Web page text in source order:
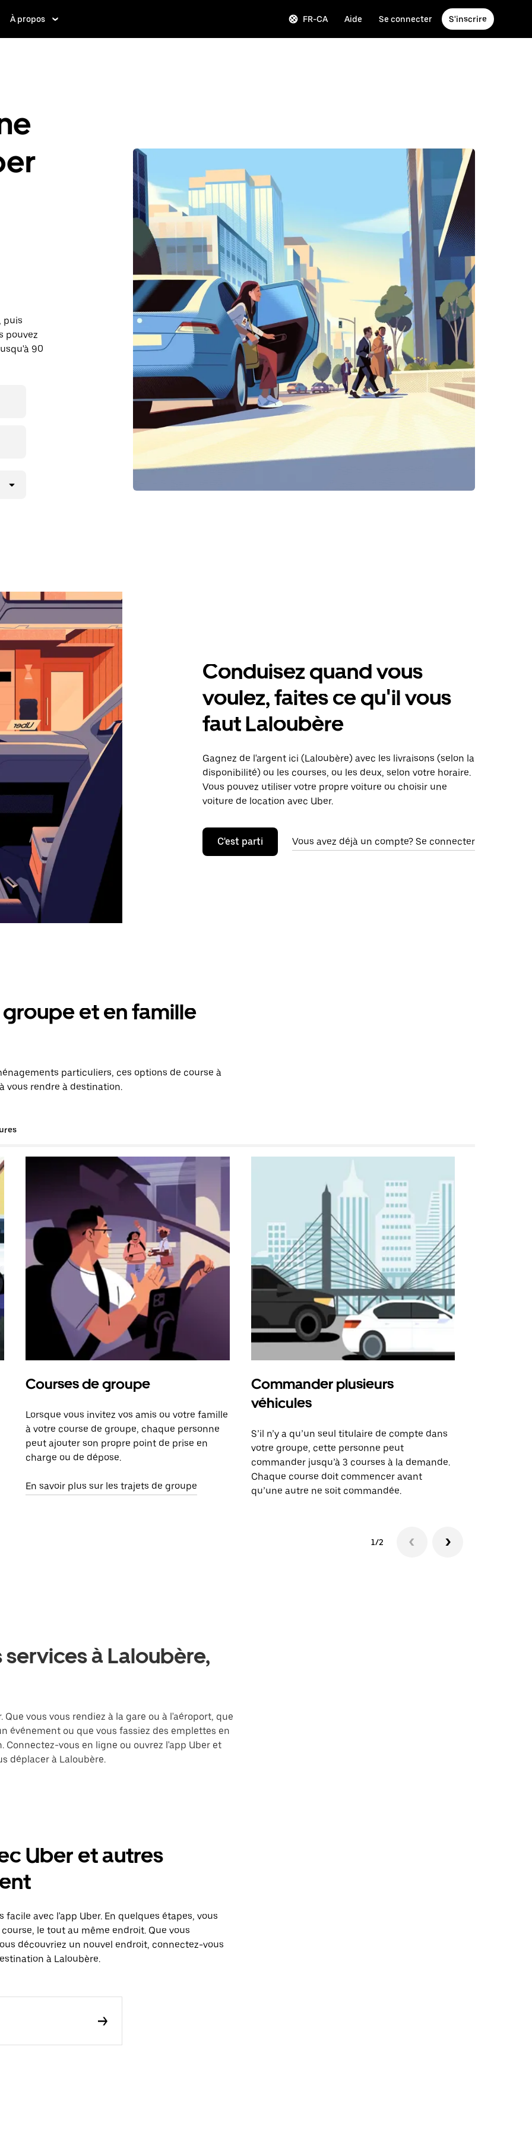
À propos FR-CA Aide Se connecter S'inscrire
puis
pouvez
90
Conduisez quand vous
voulez, faites ce qu'il vous
faut Laloubère
Gagnez de l'argent ici (Laloubère) avec les livraisons (selon la
disponibilité) ou les courses, ou les deux, selon votre horaire.
Vous pouvez utiliser votre propre voiture ou choisir une
voiture de location avec Uber.
C'est parti Vous avez déjà un compte? Se connecter
et en famille
particuliers, ces options de course à
vous rendre à destination.
Courses de groupe
Lorsque vous invitez vos amis ou votre famille
à votre course de groupe, chaque personne
peut ajouter son propre point de prise en
charge ou de dépose.
En savoir plus sur les trajets de groupe
Commander plusieurs
véhicules
S’il n’y a qu’un seul titulaire de compte dans
votre groupe, cette personne peut
commander jusqu’à 3 courses à la demande.
Chaque course doit commencer avant
qu’une autre ne soit commandée.
1/2
à Laloubère,
vous vous rendiez à la gare ou à l'aéroport, que
événement ou que vous fassiez des emplettes en
Connectez-vous en ligne ou ouvrez l'app Uber et
déplacer à Laloubère.
Uber et autres
avec l'app Uber. En quelques étapes, vous
le tout au même endroit. Que vous
découvriez un nouvel endroit, connectez-vous
à Laloubère.